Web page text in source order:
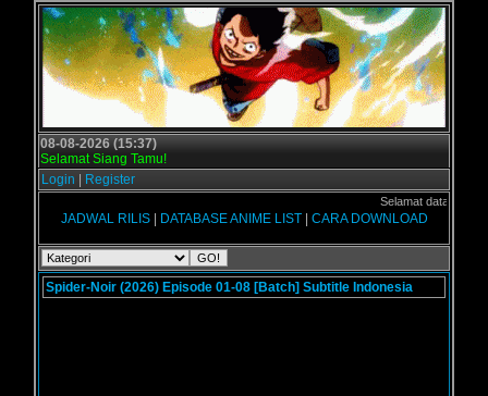
08-08-2026 (15:37)
Selamat Siang Tamu!
Login
Register
Selamat datang di
JADWAL RILIS| DATABASE ANIME LIST| CARA DOWNLOAD
Spider-Noir (2026) Episode 01-08 [Batch] Subtitle Indonesia